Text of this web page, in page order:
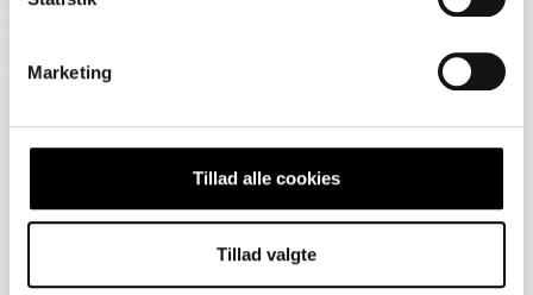
Marketing
Tillad alle cookies
Tillad valgte
Åbent Hus: 07/08/2026
Sejlklubvej 1B